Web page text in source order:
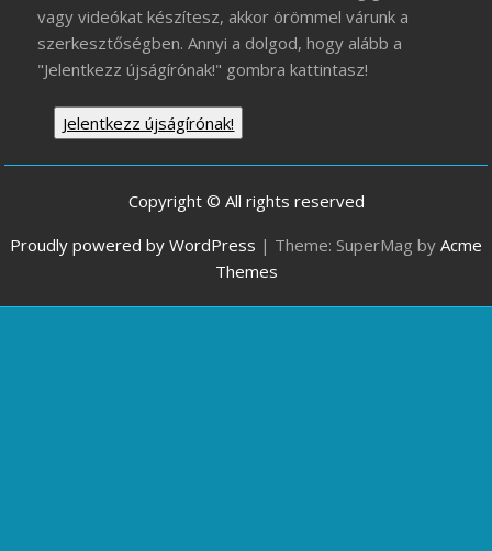
vagy videókat készítesz, akkor örömmel várunk a
szerkesztőségben. Annyi a dolgod, hogy alább a
"Jelentkezz újságírónak!" gombra kattintasz!
Jelentkezz újságírónak!
Copyright © All rights reserved
Proudly powered by WordPress | Theme: SuperMag by Acme
Themes